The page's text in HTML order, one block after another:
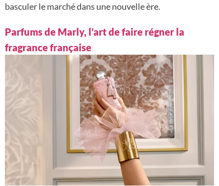
basculer le marché dans une nouvelle ère.
Parfums de Marly, l’art de faire régner la
fragrance française